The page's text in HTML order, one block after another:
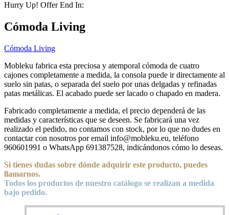
Hurry Up! Offer End In:
Cómoda Living
Cómoda Living
Mobleku fabrica esta preciosa y atemporal cómoda de cuatro
cajones completamente a medida, la consola puede ir directamente al
suelo sin patas, o separada del suelo por unas delgadas y refinadas
patas metálicas. El acabado puede ser lacado o chapado en madera.
Fabricado completamente a medida, el precio dependerá de las
medidas y características que se deseen. Se fabricará una vez
realizado el pedido, no contamos con stock, por lo que no dudes en
contactar con nosotros por email info@mobleku.eu, teléfono
960601991 o WhatsApp 691387528, indicándonos cómo lo deseas.
Si tienes dudas sobre dónde adquirir este producto, puedes
llamarnos.
Todos los productos de nuestro catálogo se realizan a medida
bajo pedido.